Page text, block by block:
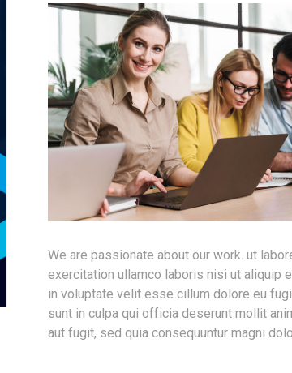
We are passionate about our work. ut
exercitation ullamco laboris nisi ut aliquip
in voluptate velit esse cillum dolore eu
sunt in culpa qui officia deserunt mollit
aut fugit, sed quia consequuntur magni